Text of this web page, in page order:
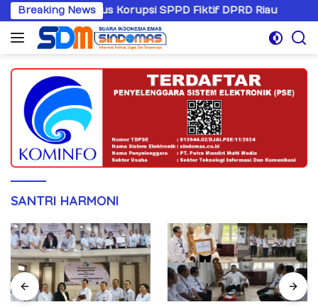
Langsung
ke
konten
Breaking News
Kasus Korupsi SPPD Fiktif DPRD Riau
SANTRI HARMONI